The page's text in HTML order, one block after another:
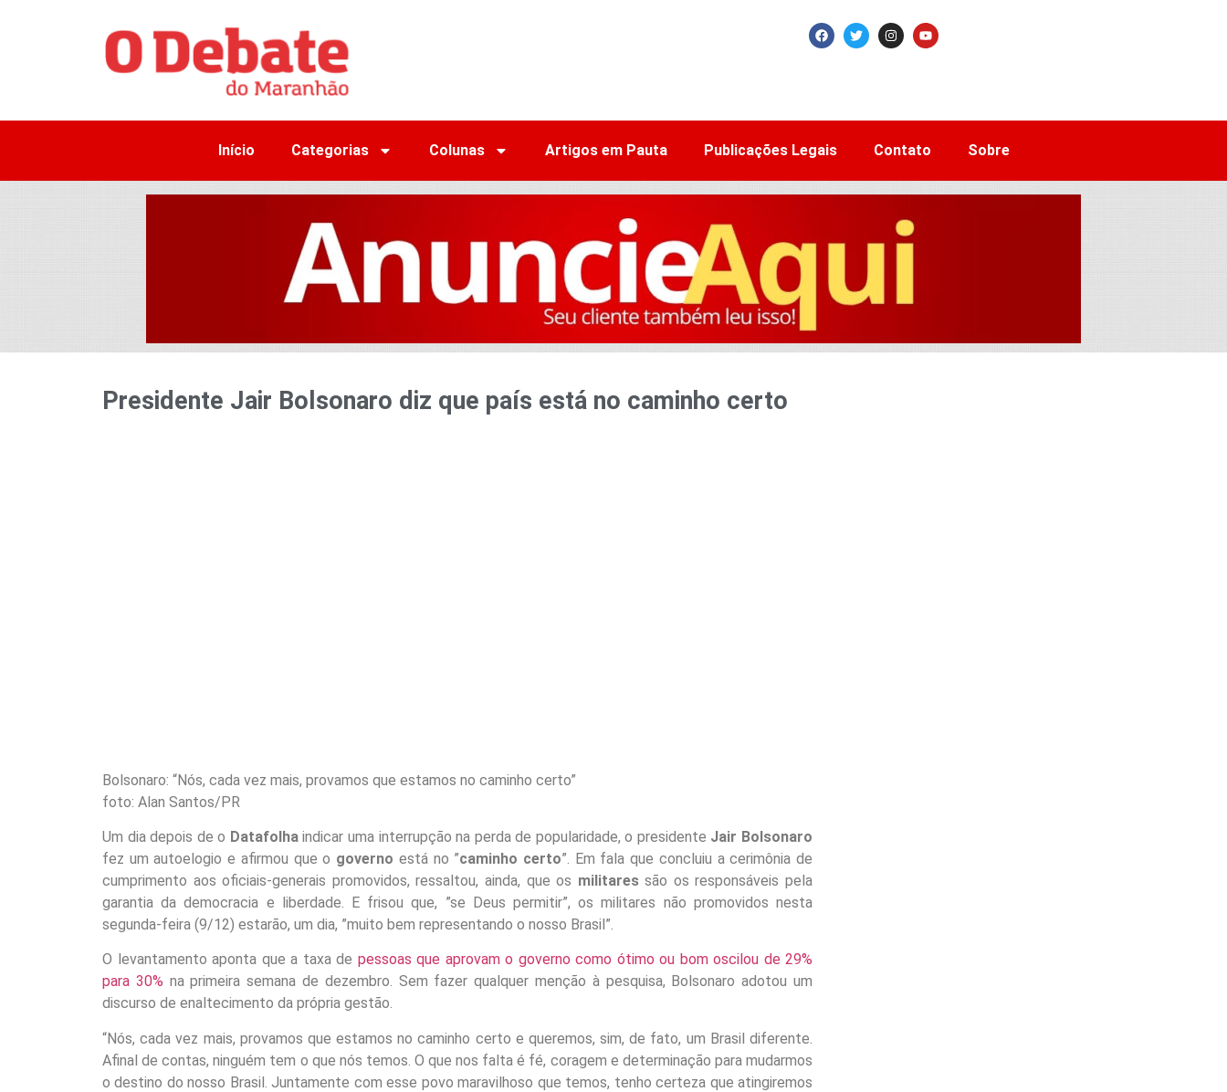
Início Categorias Colunas Artigos em Pauta Publicações Legais Contato Sobre
Presidente Jair Bolsonaro diz que país está no caminho certo
Bolsonaro: “Nós, cada vez mais, provamos que estamos no caminho certo”
foto: Alan Santos/PR
Um dia depois de o Datafolhaindicar uma interrupção na perda de popularidade, o presidente Jair Bolsonaro
fez um autoelogio e afirmou que o governo está no ”caminho certo”. Em fala que concluiu a cerimônia de
cumprimento aos oficiais-generais promovidos, ressaltou, ainda, que os militaressão os responsáveis pela
garantia da democracia e liberdade. E frisou que, ”se Deus permitir”, os militares não promovidos nesta
segunda-feira (9/12) estarão, um dia, ”muito bem representando o nosso Brasil”.
O levantamento aponta que a taxa de pessoas que aprovam o governo como ótimo ou bom oscilou de 29%
para 30% na primeira semana de dezembro. Sem fazer qualquer menção à pesquisa, Bolsonaro adotou um
discurso de enaltecimento da própria gestão.
“Nós, cada vez mais, provamos que estamos no caminho certo e queremos, sim, de fato, um Brasil diferente.
Afinal de contas, ninguém tem o que nós temos. O que nos falta é fé, coragem e determinação para mudarmos
o destino do nosso Brasil. Juntamente com esse povo maravilhoso que temos, tenho certeza que atingiremos